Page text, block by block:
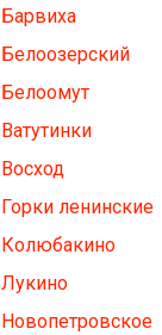
Барвиха
Белоозерский
Белоомут
Ватутинки
Восход
Горки ленинские
Колюбакино
Лукино
Новопетровское